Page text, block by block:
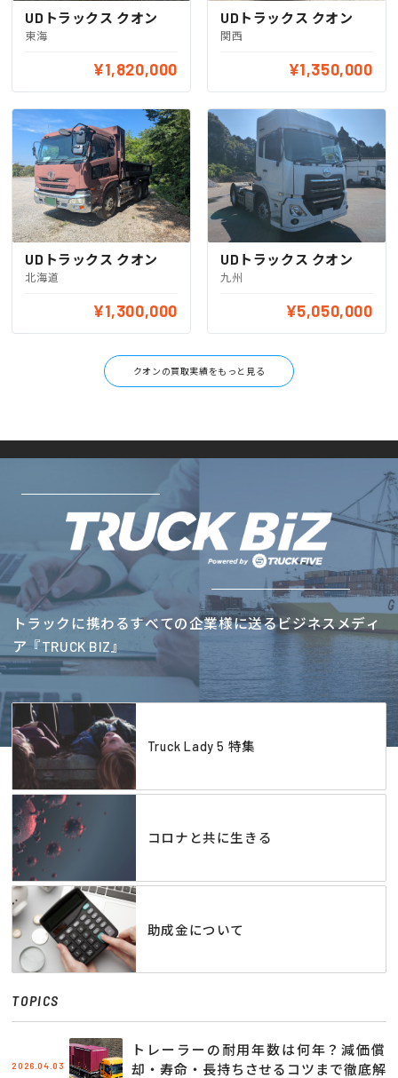
UDトラックス クオン
東海
¥1,820,000
UDトラックス クオン
関西
¥1,350,000
UDトラックス クオン
北海道
¥1,300,000
UDトラックス クオン
九州
¥5,050,000
クオンの買取実績をもっと見る
トラックに携わるすべての企業様に送るビジネスメディ
ア『TRUCK BIZ』
Truck Lady 5 特集
コロナと共に生きる
助成金について
TOPICS
2026.04.03
トレーラーの耐用年数は何年？減価償
却・寿命・長持ちさせるコツまで徹底解